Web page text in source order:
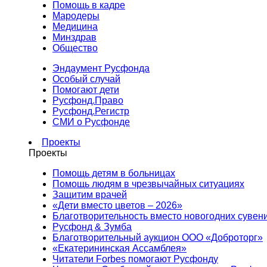
Помощь в кадре
Мародеры
Медицина
Минздрав
Общество
Эндаумент Русфонда
Особый случай
Помогают дети
Русфонд.Право
Русфонд.Регистр
СМИ о Русфонде
Проекты
Проекты
Помощь детям в больницах
Помощь людям в чрезвычайных ситуациях
Защитим врачей
«Дети вместо цветов – 2026»
Благотворительность вместо новогодних
Русфонд & Зумба
Благотворительный аукцион ООО «Доброторг»
«Екатерининская Ассамблея»
Читатели Forbes помогают Русфонду